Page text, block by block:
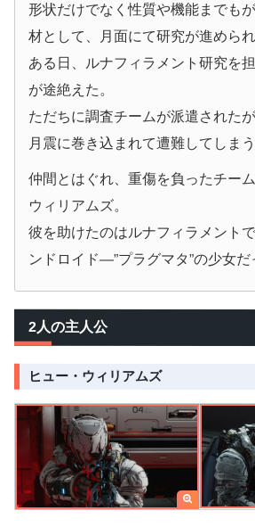
形状だけでなく性質や機能までも
材として、月面にて研究が進められ
ある日、ルナフィラメント研究を
が途絶えた。
ただちに調査チームが派遣された
月震に巻き込まれて遭難してしまう
仲間とはぐれ、重傷を負ったチー
ウィリアムズ。
彼を助けたのはルナフィラメント
ンドロイド―”プラグマタ”の少女だ
2人の主人公
ヒュー・ウィリアムズ